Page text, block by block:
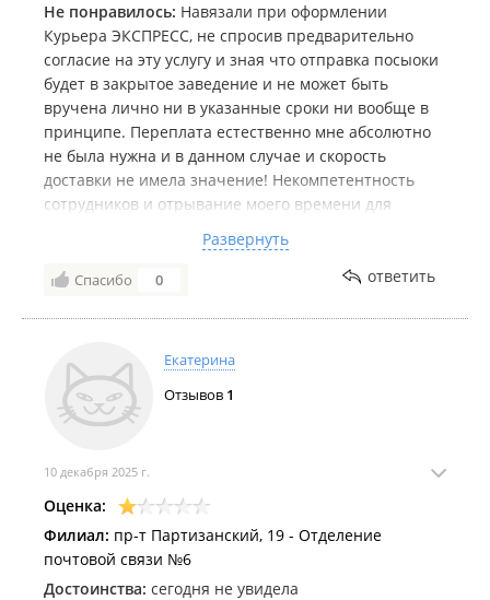
Не понравилось: Навязали при оформлении
Курьера ЭКСПРЕСС, не спросив предварительно
согласие на эту услугу и зная что отправка посыоки
будет в закрытое заведение и не может быть
вручена лично ни в указанные сроки ни вообще в
принципе. Переплата естественно мне абсолютно
не была нужна и в данном случае и скорость
доставки не имела значение! Некомпетентность
сотрудников и отрывание моего времени для
переплаты и заведомо сокрытие информации.
Хочется сказать мошенники, почти... Будьте
Развернуть
Спасибо 0 ответить
Екатерина
Отзывов 1
10 декабря 2025 г.
Оценка:
Филиал: пр-т Партизанский, 19 - Отделение
почтовой связи №6
Достоинства: сегодня не увидела